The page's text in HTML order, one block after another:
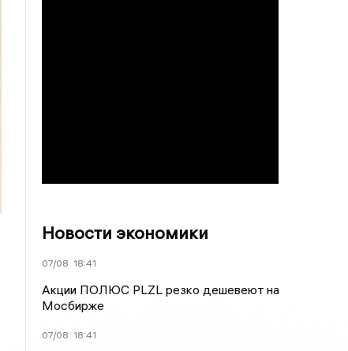
Новости экономики
07/08 18:41
Акции ПОЛЮС PLZL резко дешевеют на
Мосбирже
07/08 18:41